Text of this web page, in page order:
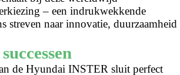
– een indrukwekkende
streven naar innovatie, duurzaamheid
de Hyundai INSTER sluit perfect